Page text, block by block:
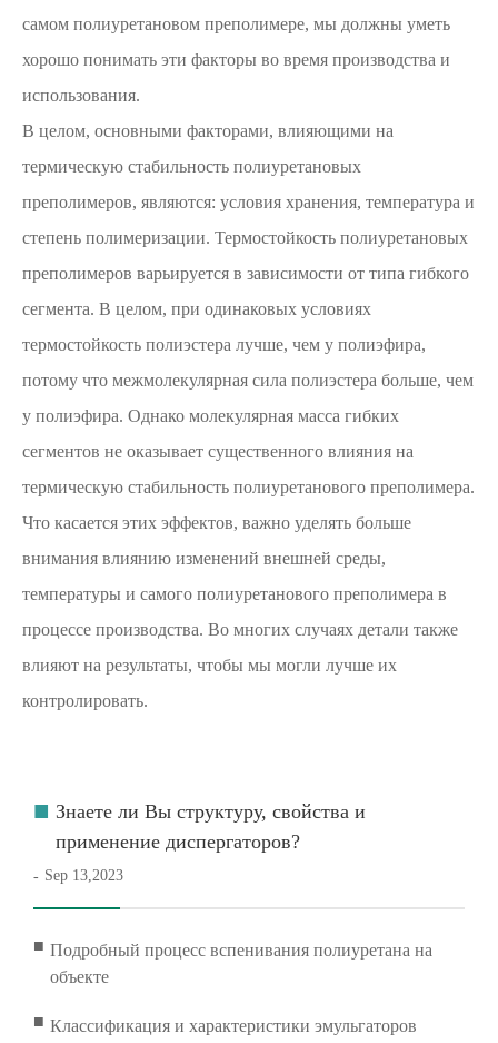
самом полиуретановом преполимере, мы должны уметь
хорошо понимать эти факторы во время производства и
использования.
В целом, основными факторами, влияющими на
термическую стабильность полиуретановых
преполимеров, являются: условия хранения, температура и
степень полимеризации. Термостойкость полиуретановых
преполимеров варьируется в зависимости от типа гибкого
сегмента. В целом, при одинаковых условиях
термостойкость полиэстера лучше, чем у полиэфира,
потому что межмолекулярная сила полиэстера больше, чем
у полиэфира. Однако молекулярная масса гибких
сегментов не оказывает существенного влияния на
термическую стабильность полиуретанового преполимера.
Что касается этих эффектов, важно уделять больше
внимания влиянию изменений внешней среды,
температуры и самого полиуретанового преполимера в
процессе производства. Во многих случаях детали также
влияют на результаты, чтобы мы могли лучше их
контролировать.
■ Знаете ли Вы структуру, свойства и
применение диспергаторов?
- Sep 13,2023
■ Подробный процесс вспенивания полиуретана на
объекте
■ Классификация и характеристики эмульгаторов